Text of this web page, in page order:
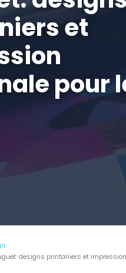
et
pour
designs printaniers et